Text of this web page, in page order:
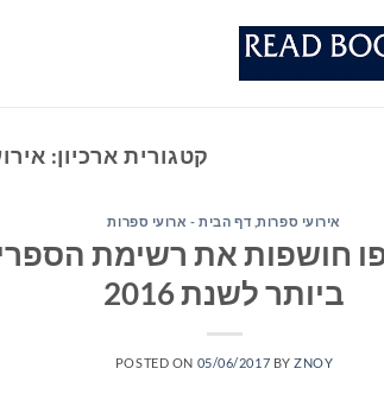
קטגורית ארכיון:
אירועי ספרות, דף הבית - ארועי ספרות
חושפות את רשימת
ביותר לשנת 2016
POSTED ON 05/06/2017 BYZNOY